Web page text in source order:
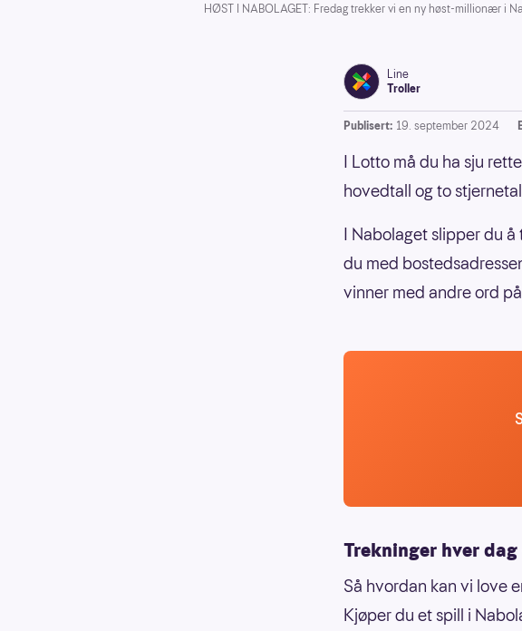
HØST I NABOLAGET: Fredag trekker vi en ny høst-millionær i
Line
Troller
Publisert: 19. september 2024
I Lotto må du ha sju
hovedtall og to
I Nabolaget slipper du
du med
vinner med andre ord
Trekninger hver dag
Så hvordan kan vi love
Kjøper du et spill i